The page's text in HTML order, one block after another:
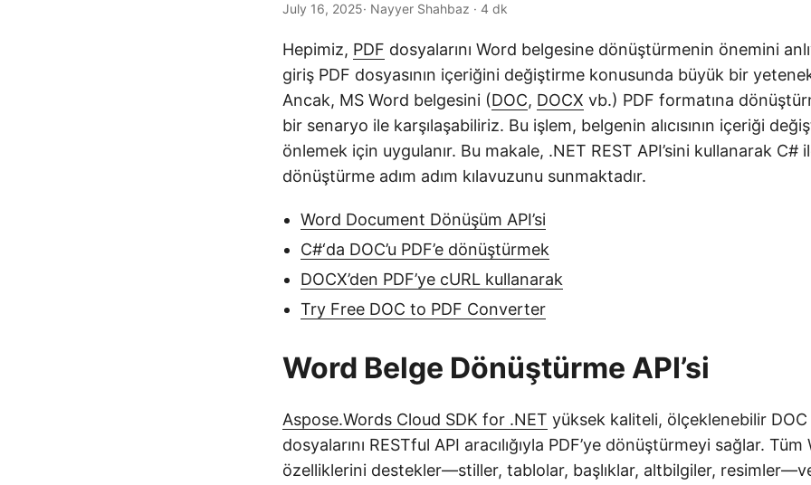
July 16, 2025· Nayyer Shahbaz · 4 dk
Hepimiz, PDF dosyalarını Word belgesine dönüştürmenin önemini
giriş PDF dosyasının içeriğini değiştirme konusunda büyük bir
Ancak, MS Word belgesini (DOC, DOCX vb.) PDF formatına
bir senaryo ile karşılaşabiliriz. Bu işlem, belgenin alıcısının içeriği
önlemek için uygulanır. Bu makale, .NET REST API’sini kullanarak C#
dönüştürme adım adım kılavuzunu sunmaktadır.
Word Document Dönüşüm API’si
C#‘da DOC’u PDF’e dönüştürmek
DOCX’den PDF’ye cURL kullanarak
Try Free DOC to PDF Converter
Word Belge Dönüştürme API’si
Aspose.Words Cloud SDK for .NET yüksek kaliteli, ölçeklenebilir DOC
dosyalarını RESTful API aracılığıyla PDF’ye dönüştürmeyi sağlar. Tüm
özelliklerini destekler—stiller, tablolar, başlıklar, altbilgiler,